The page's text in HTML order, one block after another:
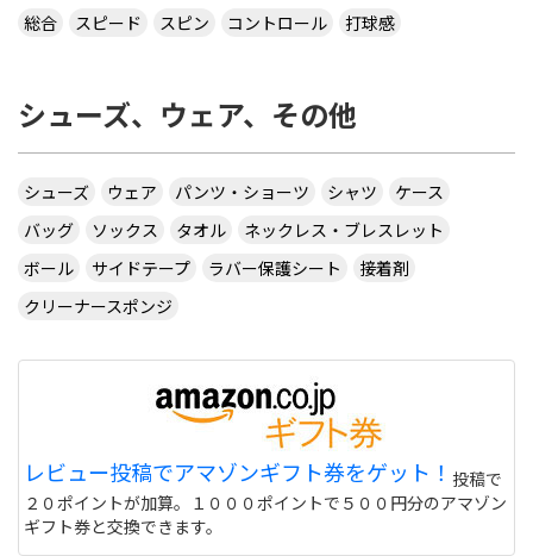
出来ますが、サーブからはできません 。 もしかし
カテ違いですが・・ 攻略サイトには スピンは相手
のコートに球があるときに自分のラケット付近をダ
ブルタップ！する と書いてありますのでやっぱり
ダブルタップではないでしょうか・・・
サイトを見る
CUSTOM TABLE TENNIS というサイトでラバーを
http://www.customtabletennis.co.uk/ですが この
サイトは日本からでも購入できますか？ また個人
情報は英語で入力する必要があるのでしょうか？
偽物うってるとこもあるので 海外のサイトって注意
しないと危ない 個人輸入とかしてオクで偽物うって
る人もいるけど
サイトを見る
総合
スピード スピン コントロール 打球感
シューズ、ウェア、その他
シューズ ウェア パンツ・ショーツ シャツ
ケース
バッグ
ソックス タオル
ネックレス・ブレスレット
ボール
サイドテープ ラバー保護シート
接着剤
クリーナースポンジ
レビュー投稿でアマゾンギフト券をゲット！ 投稿で
２０ポイントが加算。１０００ポイントで５００円分のアマゾン
ギフト券と交換できます。